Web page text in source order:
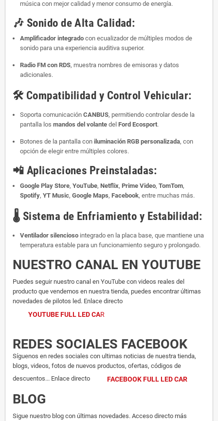
música con mejor calidad y menor consumo de energía.
🎶 Sonido de Alta Calidad:
Amplificador integrado con ecualizador de múltiples modos de
sonido para una experiencia auditiva superior.
Radio FM con RDS, muestra nombres de emisoras y datos
adicionales.
🛠️ Compatibilidad y Control Vehicular:
Soporta comunicación CANBUS, permitiendo controlar desde la
pantalla los mandos del volante del Ford Ecosport.
Botones de la pantalla con iluminación RGB personalizada, con
opción de elegir entre múltiples colores.
📲 Aplicaciones Preinstaladas:
Google Play Store, YouTube, Netflix, Prime Video, TomTom,
Spotify, YT Music, Google Maps, Facebook, entre muchas más.
🌡️ Sistema de Enfriamiento y Estabilidad:
Ventilador silencioso integrado en la placa base, que mantiene una
temperatura estable para un funcionamiento seguro y prolongado.
NUESTRO CANAL EN YOUTUBE
Puedes seguir nuestro canal en YouTube con videos reales del
producto que vendemos en nuestra tienda, puedes encontrar últimas
novedades de pilotos led. Enlace directo
YOUTUBE FULL LED CAR
REDES SOCIALES FACEBOOK
Síguenos en redes sociales con ultimas noticias de nuestra tienda,
blogs, videos, fotos de nuevos productos, ofertas, códigos de
descuentos... Enlace directo
FACEBOOK FULL LED CAR
BLOG
Sigue nuestro blog con últimas novedades. Acceso directo más